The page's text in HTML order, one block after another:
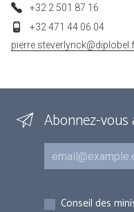
+32 2 501 87 16
+32 471 44 06 04
Abonnez-
Courriel
Inscriptions
Conseil des